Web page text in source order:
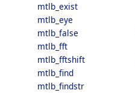
mtlb_exist
mtlb_eye
mtlb_false
mtlb_fft
mtlb_fftshift
mtlb_find
mtlb_findstr